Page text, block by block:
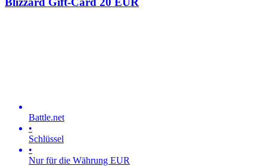
Battle.net
•
Schlüssel
•
Nur für die Währung EUR